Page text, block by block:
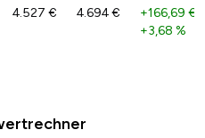
4.527 € 4.694 € +166,69 €
+3,68 %